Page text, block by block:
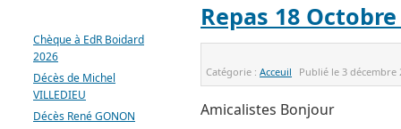
Repas 18 Octobre
Catégorie :Acceuil Publié le3 décembre
Amicalistes Bonjour
Chèque à EdR Boidard
2026
Décès de Michel
VILLEDIEU
Décès René GONON